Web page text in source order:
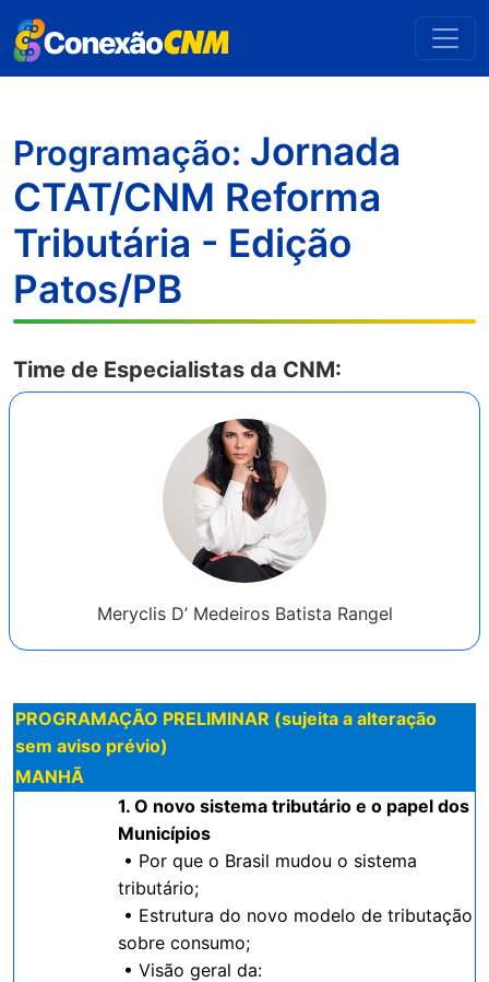
Programação: Jornada
CTAT/CNM Reforma
Tributária - Edição
Patos/PB
Time de Especialistas da CNM:
Meryclis D’ Medeiros Batista Rangel
PROGRAMAÇÃO PRELIMINAR (sujeita a alteração
sem aviso prévio)
MANHÃ
1. O novo sistema tributário e o papel dos
Municípios
• Por que o Brasil mudou o sistema
tributário;
• Estrutura do novo modelo de tributação
sobre consumo;
• Visão geral da: